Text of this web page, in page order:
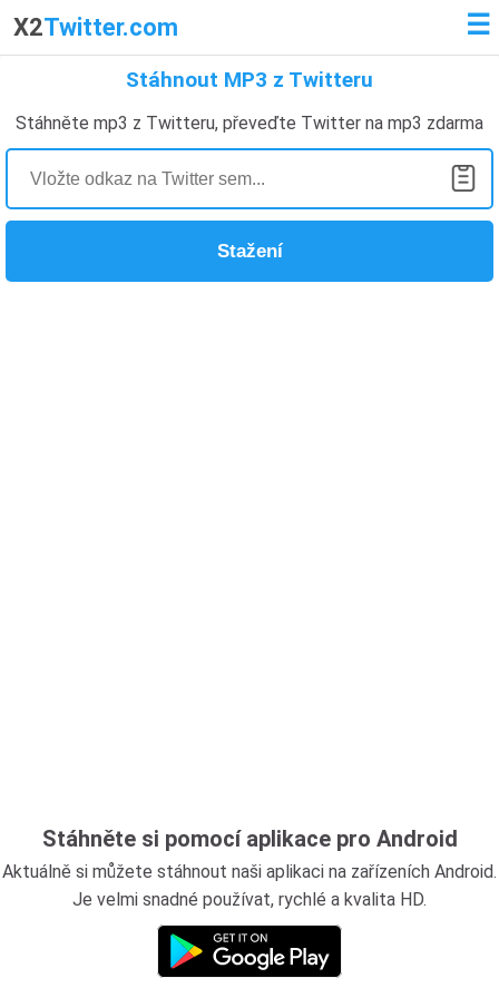
X2Twitter.com ☰
Stáhnout MP3 z Twitteru
Stáhněte mp3 z Twitteru, převeďte Twitter na mp3 zdarma
Stažení
Stáhněte si pomocí aplikace pro Android
Aktuálně si můžete stáhnout naši aplikaci na zařízeních Android.
Je velmi snadné používat, rychlé a kvalita HD.